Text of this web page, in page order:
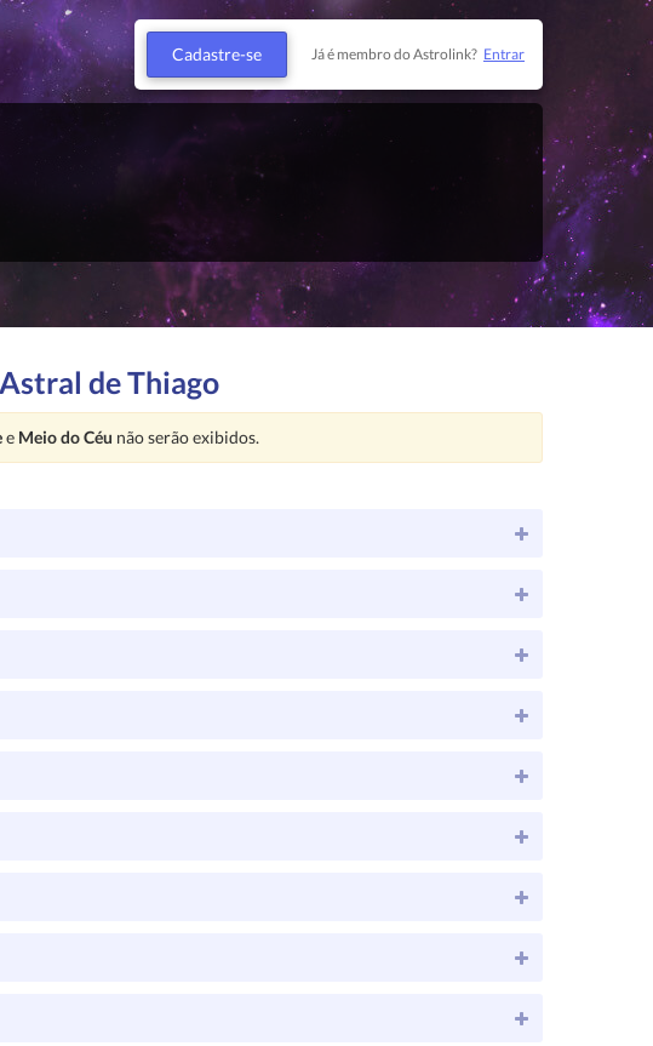
Cadastre-se Já é membro do Astrolink? Entrar
de Thiago
e Meio do Céu não serão exibidos.